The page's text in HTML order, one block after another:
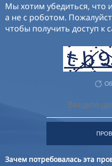
Мы хотим убедиться, что
а не с роботом.
чтобы получить доступ к
Зачем потребовалась эта